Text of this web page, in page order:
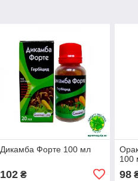
Дикамба Форте 100 мл
102₴
100
98